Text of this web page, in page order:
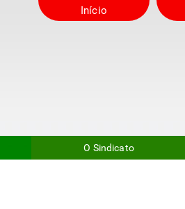
Início
O Sindicato